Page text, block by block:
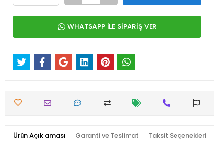
WHATSAPP İLE SİPARİŞ VER
Ürün Açıklaması Garanti ve Teslimat Taksit Seçenekleri